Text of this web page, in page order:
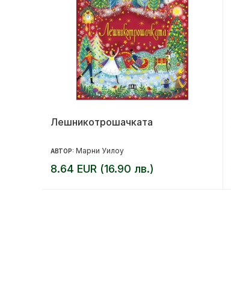
Лешникотрошачката
АВТОР: Марни Уилоу
8.64 EUR (16.90 лв.)